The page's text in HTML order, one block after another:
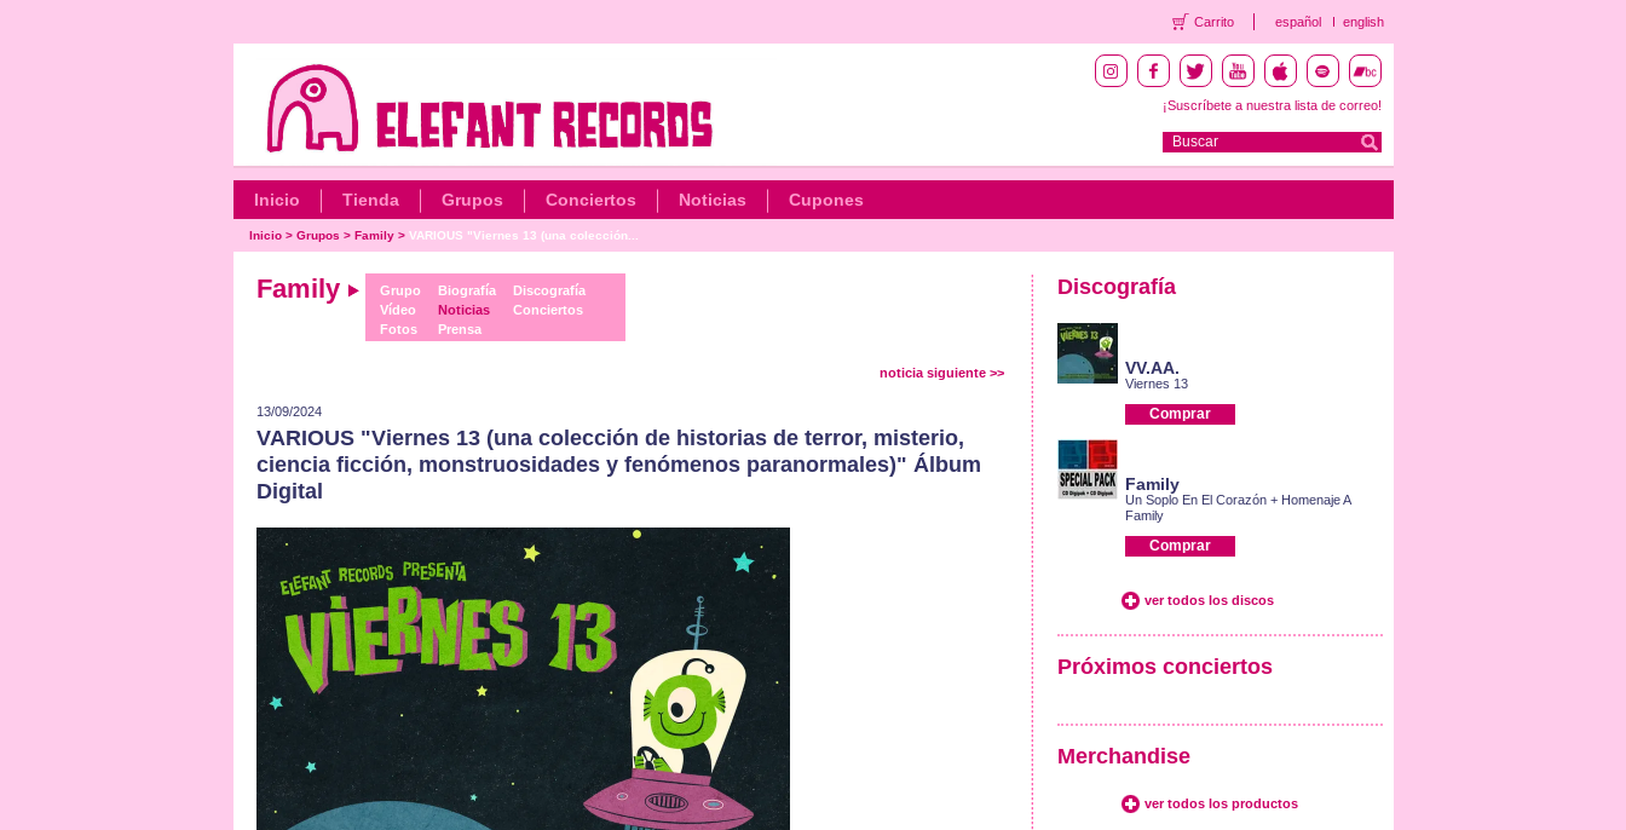
Carrito español english
¡Suscríbete a nuestra lista de correo!
Inicio Tienda Grupos Conciertos Noticias Cupones
Inicio> Grupos > Family> VARIOUS "Viernes 13 (una colección...
Family
Grupo
Vídeo
Fotos
Biografía
Noticias
Prensa
Discografía
Conciertos
noticia siguiente >>
13/09/2024
VARIOUS "Viernes 13 (una colección de historias de terror, misterio,
ciencia ficción, monstruosidades y fenómenos paranormales)" Álbum
Digital
Discografía
VV.AA.
Viernes 13
Comprar
Family
Un Soplo En El Corazón + Homenaje A
Family
Comprar
ver todos los discos
Próximos conciertos
Merchandise
ver todos los productos